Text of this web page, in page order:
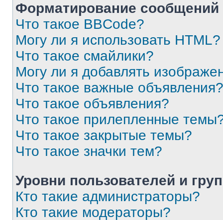
Форматирование
Что такое BBCode?
Могу ли я использовать HTML?
Что такое смайлики?
Могу ли я добавлять
Что такое важные объявления?
Что такое объявления?
Что такое прилепленные
Что такое закрытые темы?
Что такое значки тем?
Уровни пользователей и
Кто такие администраторы?
Кто такие модераторы?